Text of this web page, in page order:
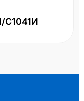
С1041И